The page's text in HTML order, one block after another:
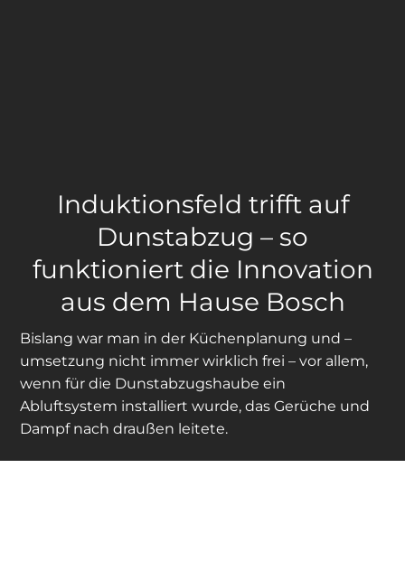
Induktionsfeld trifft auf
Dunstabzug – so
funktioniert die Innovation
aus dem Hause Bosch
Bislang war man in der Küchenplanung und –
umsetzung nicht immer wirklich frei – vor allem,
wenn für die Dunstabzugshaube ein
Abluftsystem installiert wurde, das Gerüche und
Dampf nach draußen leitete.